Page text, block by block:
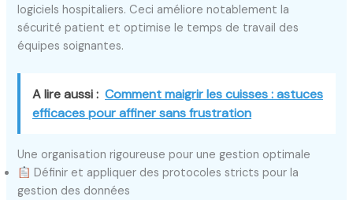
logiciels hospitaliers. Ceci améliore notablement la
sécurité patient et optimise le temps de travail des
équipes soignantes.
A lire aussi : Comment maigrir les cuisses : astuces
efficaces pour affiner sans frustration
Une organisation rigoureuse pour une gestion optimale
Définir et appliquer des protocoles stricts pour la
gestion des données